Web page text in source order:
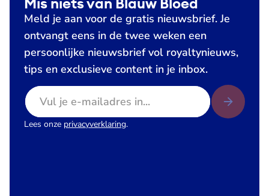
Meld je aan voor de gratis nieuwsbrief. Je
ontvangt eens in de twee weken een
persoonlijke nieuwsbrief vol royaltynieuws,
tips en exclusieve content in je inbox.
E-mailadres
Lees onze privacyverklaring.